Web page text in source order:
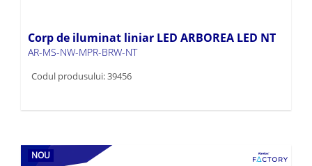
Corp de iluminat liniar LED ARBOREA LED NT
AR-MS-NW-MPR-BRW-NT
Codul produsului: 39456
NOU